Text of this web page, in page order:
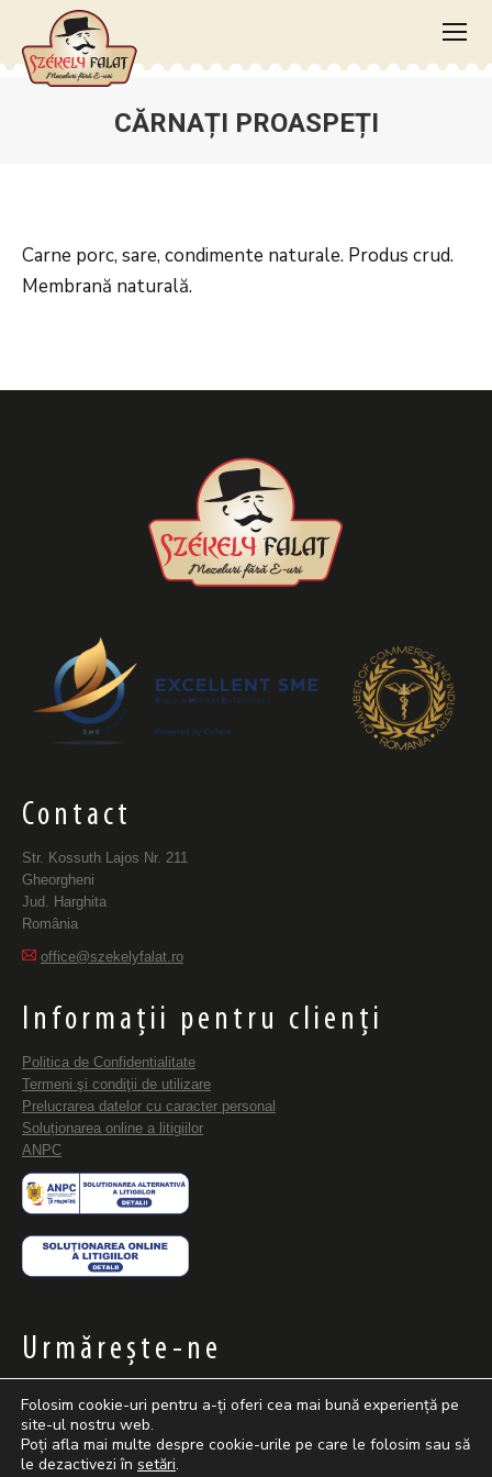
CĂRNAȚI PROASPEȚI
Carne porc, sare, condimente naturale. Produs crud.
Membrană naturală.
Contact
Str. Kossuth Lajos Nr. 211
Gheorgheni
Jud. Harghita
România
office@szekelyfalat.ro
Informații pentru clienți
Politica de Confidentialitate
Termeni şi condiţii de utilizare
Prelucrarea datelor cu caracter personal
Soluționarea online a litigiilor
ANPC
Urmăreşte-ne
Facebook
page
opens
Instagram
page
opens
TikTok
page
opens
Folosim cookie-uri pentru a-ți oferi cea mai bună experiență pe
site-ul nostru web.
Poți afla mai multe despre cookie-urile pe care le folosim sau să
le dezactivezi în setări.